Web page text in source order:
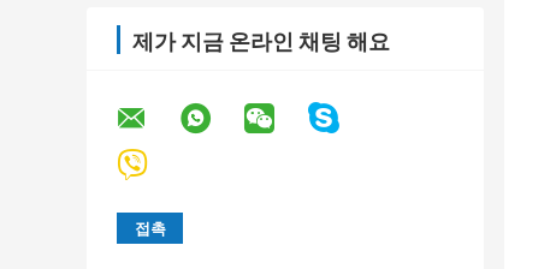
제가 지금 온라인 채팅 해요